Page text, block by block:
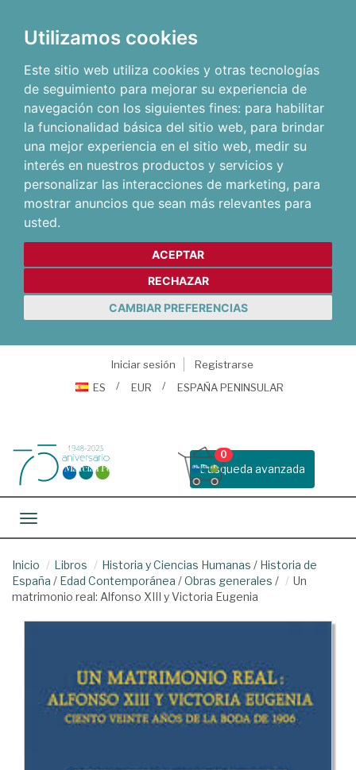
Utilizamos cookies
Este sitio web utiliza cookies y otras tecnologías
de seguimiento para mejorar su experiencia de
navegación con los siguientes fines: para habilitar
la funcionalidad básica del sitio web, para brindar
una mejor experiencia en el sitio web, medir su
interés en nuestros productos y servicios y
personalizar las interacciones de marketing, para
mostrar anuncios que sean más relevantes para
usted.
ACEPTAR
RECHAZAR
CAMBIAR PREFERENCIAS
Iniciar sesión
Registrarse
ES
EUR ESPAÑA PENINSULAR
Busqueda avanzada
0
Toggle navigation
Inicio Libros Historia y Ciencias Humanas / Historia de
España / Edad Contemporánea /Obras generales /
Un
matrimonio real: Alfonso XIII y Victoria Eugenia